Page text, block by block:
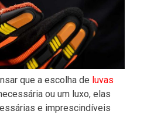
que a escolha de luvas
ou um luxo, elas
e imprescindíveis